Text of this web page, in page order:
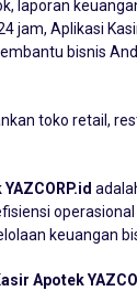
laporan
jam, Aplikasi
bisnis
toko retail,
operasional
keuangan
Apotek